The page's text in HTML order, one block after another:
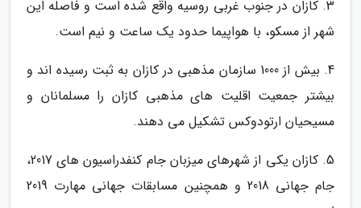
3. کازان در جنوب غربی روسیه واقع شده است و فاصله این
شهر از مسکو، با هواپیما حدود یک ساعت و نیم است.
4. بیش از 1000 سازمان مذهبی در کازان به ثبت رسیده اند و
بیشتر جمعیت اقلیت های مذهبی کازان را مسلمانان و
مسیحیان ارتودوکس تشکیل می دهند.
5. کازان یکی از شهرهای میزبان جام کنفدراسیون های 2017،
جام جهانی 2018 و همچنین مسابقات جهانی مهارت 2019